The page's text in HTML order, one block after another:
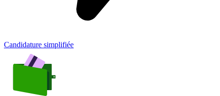
Candidature simplifiée